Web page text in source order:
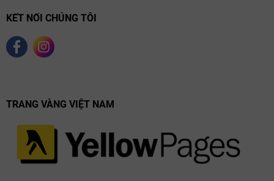
KẾT NỐI CHÚNG TÔI
TRANG VÀNG VIỆT NAM